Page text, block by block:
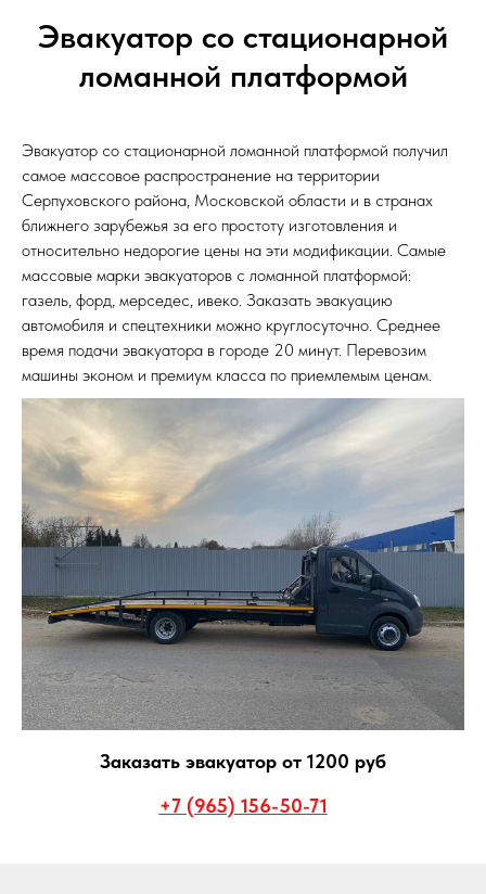
Эвакуатор со стационарной
ломанной платформой
Эвакуатор со стационарной ломанной платформой получил
самое массовое распространение на территории
Серпуховского района, Московской области и в странах
ближнего зарубежья за его простоту изготовления и
относительно недорогие цены на эти модификации. Самые
массовые марки эвакуаторов с ломанной платформой:
газель, форд, мерседес, ивеко. Заказать эвакуацию
автомобиля и спецтехники можно круглосуточно. Среднее
время подачи эвакуатора в городе 20 минут. Перевозим
машины эконом и премиум класса по приемлемым ценам.
Заказать эвакуатор от 1200 руб
+7 (965) 156-50-71